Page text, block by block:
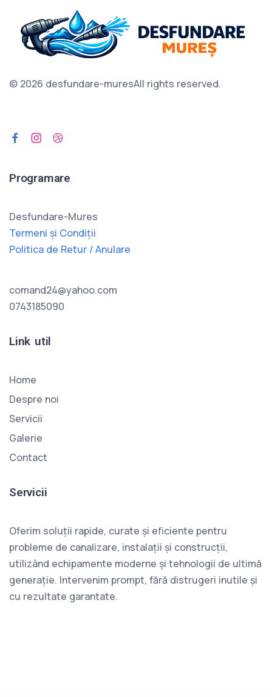
© 2026 desfundare-muresAll rights reserved.
Programare
Desfundare-Mures
Termeni și Condiții
Politica de Retur / Anulare
comand24@yahoo.com
0743185090
Link util
Home
Despre noi
Servicii
Galerie
Contact
Servicii
Oferim soluții rapide, curate și eficiente pentru
probleme de canalizare, instalații și construcții,
utilizând echipamente moderne și tehnologii de ultimă
generație. Intervenim prompt, fără distrugeri inutile și
cu rezultate garantate.